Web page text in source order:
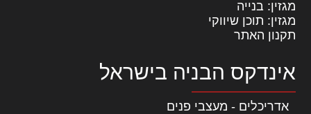
מגזין: בנייה
מגזין: תוכן שיווקי
תקנון האתר
אינדקס הבניה בישראל
אדריכלים - מעצבי פנים